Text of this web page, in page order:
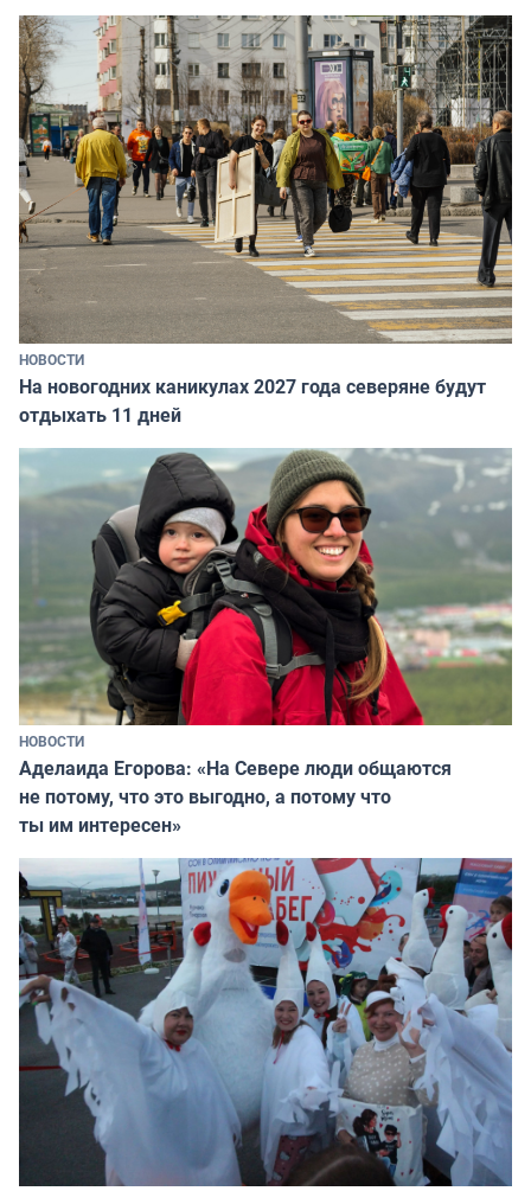
НОВОСТИ
На новогодних каникулах 2027 года северяне будут
отдыхать 11 дней
НОВОСТИ
Аделаида Егорова: «На Севере люди общаются
не потому, что это выгодно, а потому что
ты им интересен»